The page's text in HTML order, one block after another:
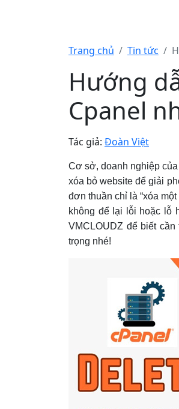
Trang chủ Tin tức
Hướng
Cpanel
Tác giả: Đoàn Việt
Cơ sở, doanh nghiệp
xóa bỏ website để giải
đơn thuần chỉ là “xóa
không để lại lỗi hoặc lỗ
VMCLOUDZ để biết
trọng nhé!